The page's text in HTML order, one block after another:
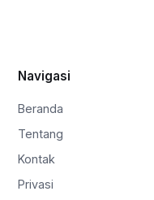
Navigasi
Beranda
Tentang
Kontak
Privasi